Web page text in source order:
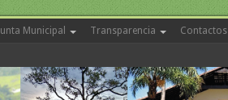
Junta Municipal Transparencia Contactos